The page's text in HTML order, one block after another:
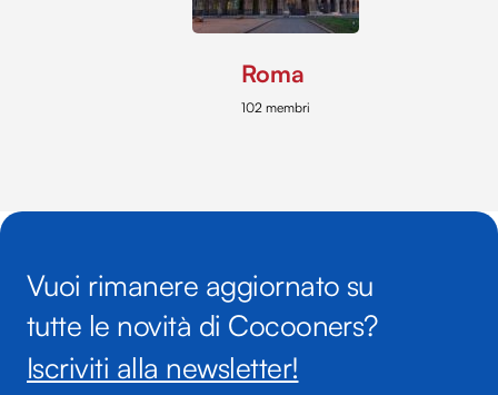
Roma
102 membri
Vuoi rimanere aggiornato su
tutte le novità di Cocooners?
Iscriviti alla newsletter!